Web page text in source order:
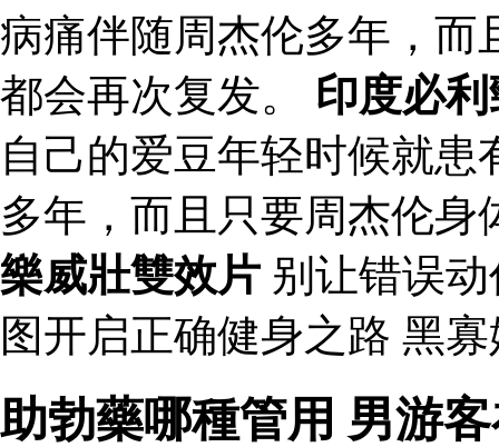
病痛伴随周杰伦多年，而
都会再次复发。 印度必利
自己的爱豆年轻时候就
多年，而且只要周杰伦
樂威壯雙效片 别让错误
图开启正确健身之路 黑
助勃藥哪種管用 男游